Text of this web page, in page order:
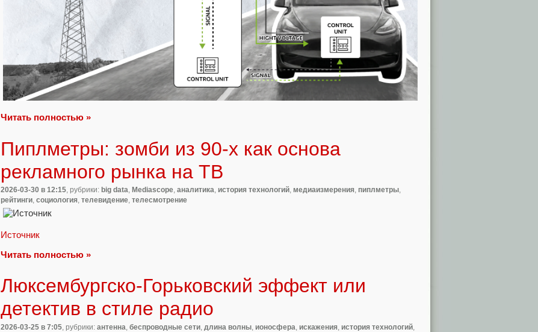
Читать полностью »
Пиплметры: зомби из 90-х как основа
рекламного рынка на ТВ
2026-03-30 в 12:15, рубрики: big data, Mediascope, аналитика, история технологий, медиаизмерения, пиплметры,
рейтинги, социология, телевидение, телесмотрение
Источник
Читать полностью »
Люксембургско-Горьковский эффект или
детектив в стиле радио
2026-03-25 в 7:05 , рубрики: антенна беспроводные сети длина волны ионосфера искажения история технологий